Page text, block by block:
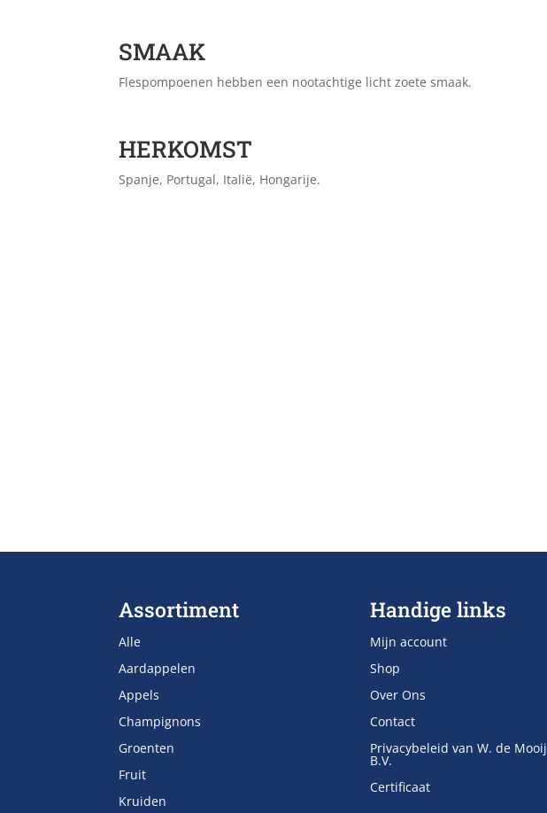
SMAAK
Flespompoenen hebben een nootachtige licht zoete smaak.
HERKOMST
Spanje, Portugal, Italië, Hongarije.
Assortiment
Alle
Aardappelen
Appels
Champignons
Groenten
Fruit
Kruiden
Handige links
Mijn account
Shop
Over Ons
Contact
Privacybeleid van W. de Mooij
B.V.
Certificaat